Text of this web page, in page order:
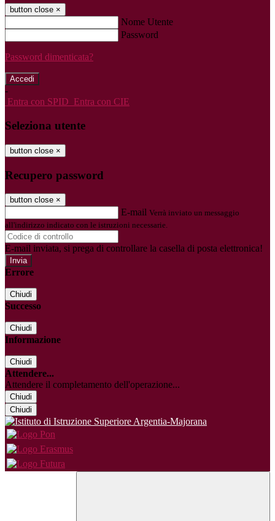
button close ×
Nome Utente
Password
Password dimenticata?
-
Entra con SPID Entra con CIE
Seleziona utente
button close ×
Recupero password
button close ×
E-mail Verrà inviato un messaggio
all'indirizzo indicato con le istruzioni necessarie.
E-mail inviata, si prega di controllare la casella di posta elettronica!
Errore
Chiudi
Successo
Chiudi
Informazione
Chiudi
Attendere...
Attendere il completamento dell'operazione...
Chiudi
Chiudi